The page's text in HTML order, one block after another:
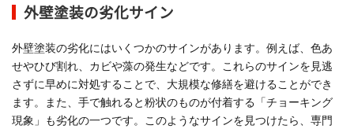
外壁塗装の劣化サイン
外壁塗装の劣化にはいくつかのサインがあります。例えば、色あ
せやひび割れ、カビや藻の発生などです。これらのサインを見逃
さずに早めに対処することで、大規模な修繕を避けることができ
ます。また、手で触れると粉状のものが付着する「チョーキング
現象」も劣化の一つです。このようなサインを見つけたら、専門